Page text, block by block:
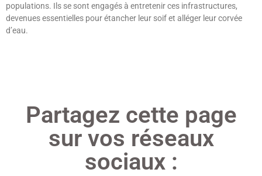
populations. Ils se sont engagés à entretenir ces infrastructures,
devenues essentielles pour étancher leur soif et alléger leur corvée
d’eau.
Partagez cette page
sur vos réseaux
sociaux :